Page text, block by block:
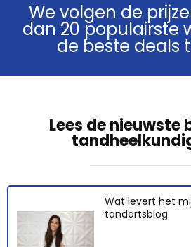
We volgen de
dan 20 populairste
de beste deals
Lees de nieuwste
Wat levert het
tandartsblog